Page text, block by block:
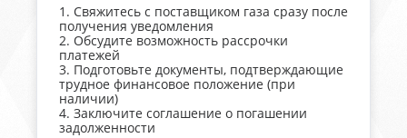
1. Свяжитесь с поставщиком газа сразу после
получения уведомления
2. Обсудите возможность рассрочки
платежей
3. Подготовьте документы, подтверждающие
трудное финансовое положение (при
наличии)
4. Заключите соглашение о погашении
задолженности